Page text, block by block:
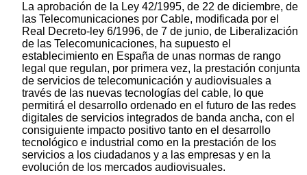
La aprobación de la Ley 42/1995, de 22 de diciembre, de
las Telecomunicaciones por Cable, modificada por el
Real Decreto-ley 6/1996, de 7 de junio, de Liberalización
de las Telecomunicaciones, ha supuesto el
establecimiento en España de unas normas de rango
legal que regulan, por primera vez, la prestación conjunta
de servicios de telecomunicación y audiovisuales a
través de las nuevas tecnologías del cable, lo que
permitirá el desarrollo ordenado en el futuro de las redes
digitales de servicios integrados de banda ancha, con el
consiguiente impacto positivo tanto en el desarrollo
tecnológico e industrial como en la prestación de los
servicios a los ciudadanos y a las empresas y en la
evolución de los mercados audiovisuales.